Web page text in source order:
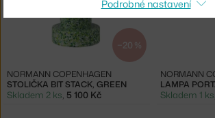
−20 %
STOLIČKA BIT STACK, GREEN
NORMANN COPENHAGEN
Skladem 2 ks, 5 100 Kč
LAMPA
NORMANN
Skladem 1 ks
Podrobné nastavení